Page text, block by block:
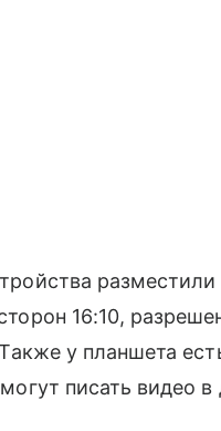
16:10,
у планшета
писать видео